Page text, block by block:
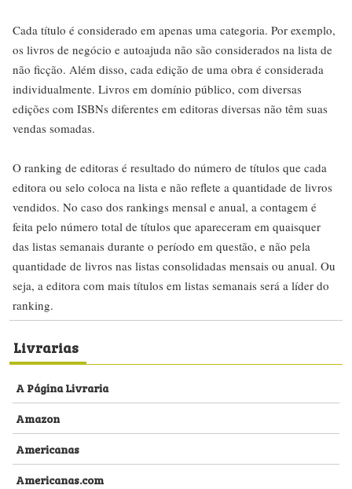
Cada título é considerado em apenas uma categoria. Por exemplo,
os livros de negócio e autoajuda não são considerados na lista de
não ficção. Além disso, cada edição de uma obra é considerada
individualmente. Livros em domínio público, com diversas
edições com ISBNs diferentes em editoras diversas não têm suas
vendas somadas.
O ranking de editoras é resultado do número de títulos que cada
editora ou selo coloca na lista e não reflete a quantidade de livros
vendidos. No caso dos rankings mensal e anual, a contagem é
feita pelo número total de títulos que apareceram em quaisquer
das listas semanais durante o período em questão, e não pela
quantidade de livros nas listas consolidadas mensais ou anual. Ou
seja, a editora com mais títulos em listas semanais será a líder do
ranking.
Livrarias
A Página Livraria
Amazon
Americanas
Americanas.com